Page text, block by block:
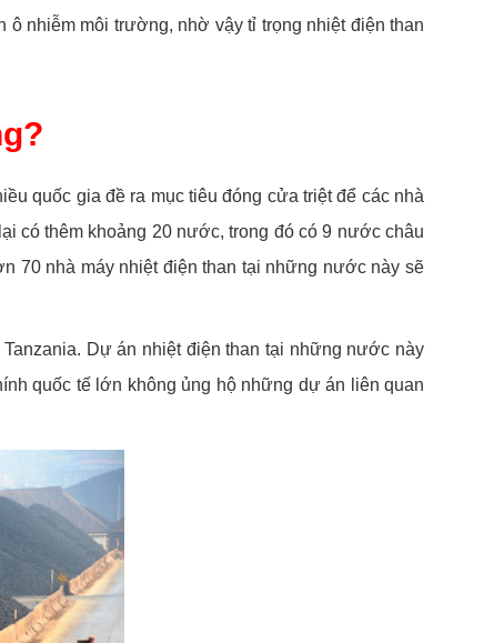
nhiễm môi trường, nhờ vậy tỉ trọng nhiệt điện than
quốc gia đề ra mục tiêu đóng cửa triệt để các nhà
có thêm khoảng 20 nước, trong đó có 9 nước châu
70 nhà máy nhiệt điện than tại những nước này sẽ
Dự án nhiệt điện than tại những nước này
quốc tế lớn không ủng hộ những dự án liên quan